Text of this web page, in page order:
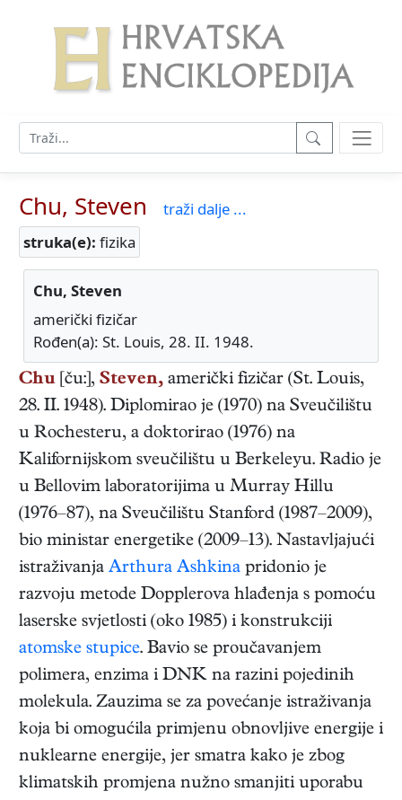
Chu, Steven
traži dalje ...
struka(e): fizika
Chu, Steven
američki fizičar
Rođen(a): St. Louis, 28. II. 1948.
Chu [ču:], Steven, američki fizičar (St. Louis,
28. II. 1948). Diplomirao je (1970) na Sveučilištu
u Rochesteru, a doktorirao (1976) na
Kalifornijskom sveučilištu u Berkeleyu. Radio je
u Bellovim laboratorijima u Murray Hillu
(1976–87), na Sveučilištu Stanford (1987–2009),
bio ministar energetike (2009–13). Nastavljajući
istraživanja Arthura Ashkina pridonio je
razvoju metode Dopplerova hlađenja s pomoću
laserske svjetlosti (oko 1985) i konstrukciji
atomske stupice. Bavio se proučavanjem
polimera, enzima i DNK na razini pojedinih
molekula. Zauzima se za povećanje istraživanja
koja bi omogućila primjenu obnovljive energije i
nuklearne energije, jer smatra kako je zbog
klimatskih promjena nužno smanjiti uporabu